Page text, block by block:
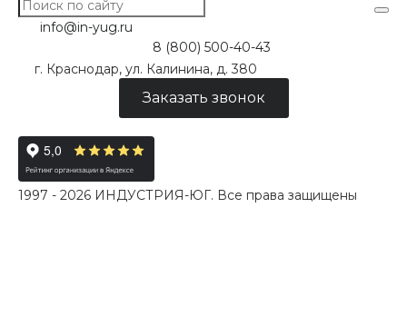
info@in-yug.ru
8 (800) 500-40-43
г. Краснодар, ул. Калинина, д. 380
Заказать звонок
1997 - 2026 ИНДУСТРИЯ-ЮГ. Все права защищены